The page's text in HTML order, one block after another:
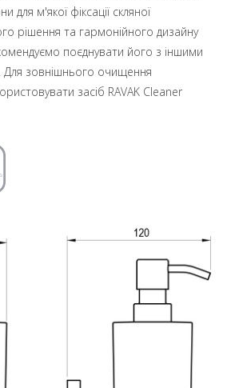
для м'якої фіксації скляної
рішення та гармонійного дизайну
поєднувати його з іншими
Для зовнішнього очищення
засіб RAVAK Cleaner